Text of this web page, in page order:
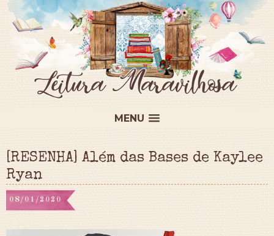
MENU
[RESENHA] Além das Bases de Kaylee
Ryan
08/01/2020